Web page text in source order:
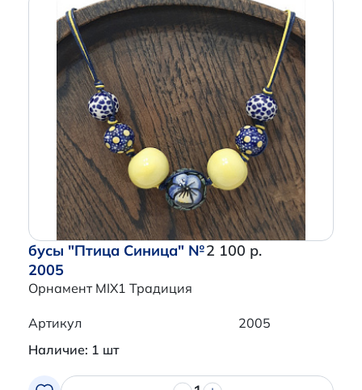
бусы "Птица Синица" №
2005
Орнамент MIX1 Традиция
2 100 р.
Артикул
2005
Наличие: 1 шт